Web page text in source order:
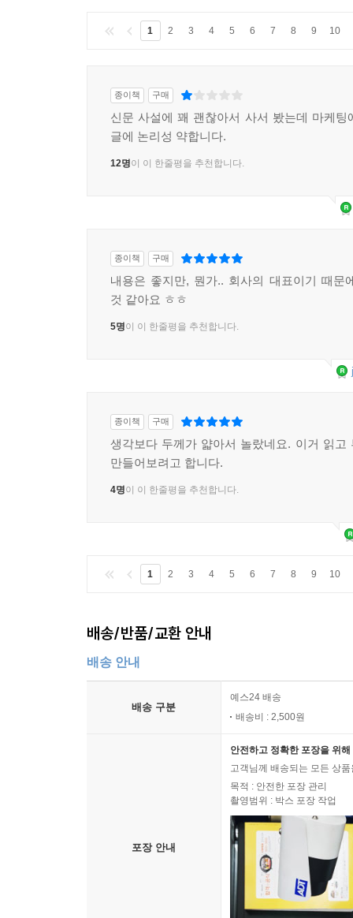
1 2 3 4 5 6 7 8 9 10
종이책 구매
신문 사설에 꽤 괜찮아서 사서 봤는데 마케팅
글에 논리성 약합니다.
12명이 이 한줄평을 추천합니다.
종이책 구매
내용은 좋지만, 뭔가.. 회사의 대표이기 때문
것 같아요 ㅎㅎ
5명이 이 한줄평을 추천합니다.
종이책 구매
생각보다 두께가 얇아서 놀랐네요. 이거 읽고
만들어보려고 합니다.
4명이 이 한줄평을 추천합니다.
1 2 3 4 5 6 7 8 9 10
배송/반품/교환 안내
배송 안내
배송 구분
예스24 배송
배송비 : 2,500원
포장 안내
안전하고 정확한 포장을 위
고객님께 배송되는 모든 상
목적 : 안전한 포장 관리
촬영범위 : 박스 포장 작업